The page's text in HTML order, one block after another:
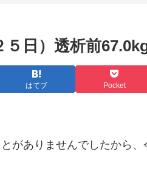
日）透析前
はてブ Pocket
がありませんでしたから